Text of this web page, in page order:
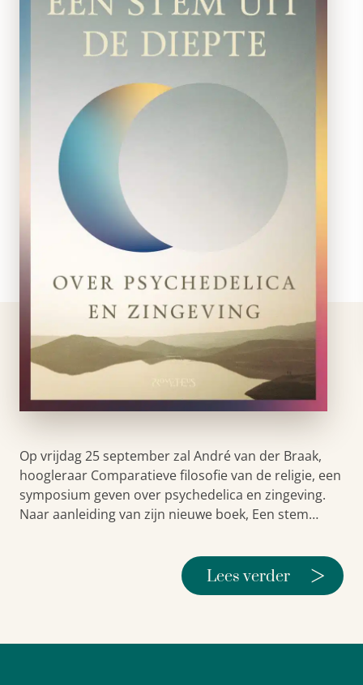
Op vrijdag 25 september zal André van der Braak,
hoogleraar Comparatieve filosofie van de religie, een
symposium geven over psychedelica en zingeving.
Naar aanleiding van zijn nieuwe boek, Een stem…
Lees verder >